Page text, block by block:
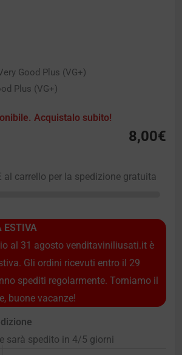
Good Plus (VG+)
Plus (VG+)
Acquistalo subito!
8,00€
al carrello per la spedizione gratuita
ESTIVA
al 31 agosto venditaviniliusati.it è
Gli ordini ricevuti entro il 29
spediti regolarmente. Torniamo il
buone vacanze!
sarà spedito in 4/5 giorni